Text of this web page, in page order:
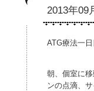
2013年09
ATG療法一日
朝、個室に
ンの点滴、